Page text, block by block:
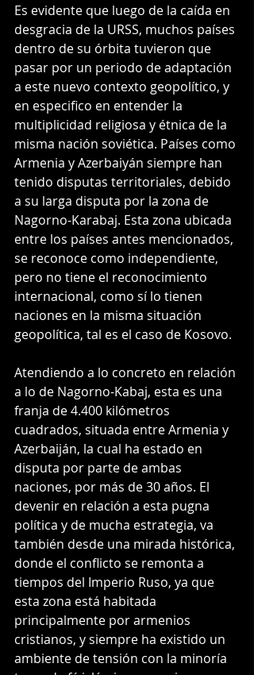
Es evidente que luego de la caída en
desgracia de la URSS, muchos países
dentro de su órbita tuvieron que
pasar por un periodo de adaptación
a este nuevo contexto geopolítico, y
en especifico en entender la
multiplicidad religiosa y étnica de la
misma nación soviética. Países como
Armenia y Azerbaiyán siempre han
tenido disputas territoriales, debido
a su larga disputa por la zona de
Nagorno-Karabaj. Esta zona ubicada
entre los países antes mencionados,
se reconoce como independiente,
pero no tiene el reconocimiento
internacional, como sí lo tienen
naciones en la misma situación
geopolítica, tal es el caso de Kosovo.
Atendiendo a lo concreto en relación
a lo de Nagorno-Kabaj, esta es una
franja de 4.400 kilómetros
cuadrados, situada entre Armenia y
Azerbaiján, la cual ha estado en
disputa por parte de ambas
naciones, por más de 30 años. El
devenir en relación a esta pugna
política y de mucha estrategia, va
también desde una mirada histórica,
donde el conflicto se remonta a
tiempos del Imperio Ruso, ya que
esta zona está habitada
principalmente por armenios
cristianos, y siempre ha existido un
ambiente de tensión con la minoría